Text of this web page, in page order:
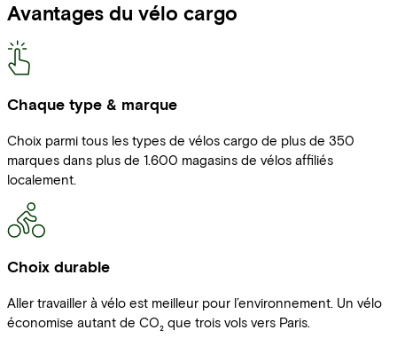
Avantages du vélo cargo
Chaque type & marque
Choix parmi tous les types de vélos cargo de plus de 350
marques dans plus de 1.600 magasins de vélos affiliés
localement.
Choix durable
Aller travailler à vélo est meilleur pour l’environnement. Un vélo
économise autant de CO₂ que trois vols vers Paris.